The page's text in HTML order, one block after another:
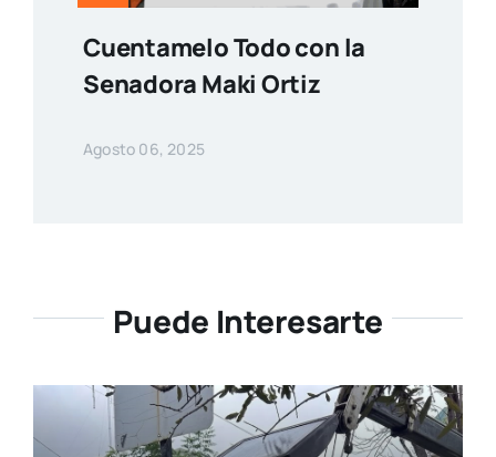
Cuentamelo Todo con la
Senadora Maki Ortiz
Agosto 06, 2025
Puede Interesarte